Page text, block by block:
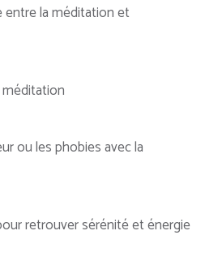
entre la méditation et
méditation
ou les phobies avec la
retrouver sérénité et énergie